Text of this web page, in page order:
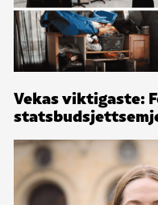
Vekas viktigaste: